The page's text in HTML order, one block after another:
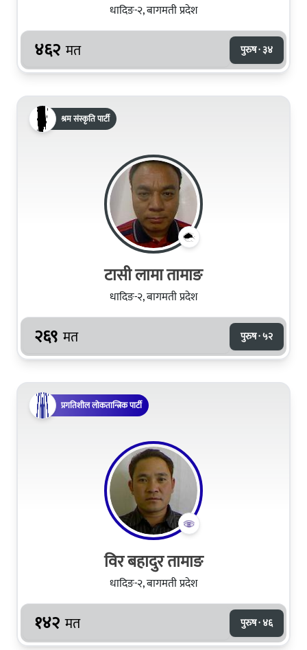
धादिङ-२, बागमती प्रदेश
४६२ मत पुरुष · ३४
श्रम संस्कृति पार्टी
टासी लामा तामाङ
धादिङ-२, बागमती प्रदेश
२६९ मत पुरुष · ५२
प्रगतिशील लोकतान्त्रिक पार्टी
विर बहादुर तामाङ
धादिङ-२, बागमती प्रदेश
१४२ मत पुरुष · ४६